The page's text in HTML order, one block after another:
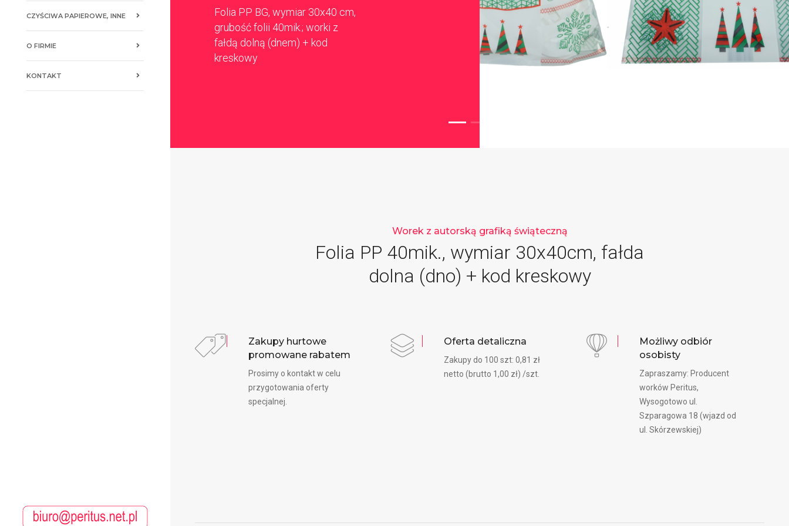
CZYŚCIWA PAPIEROWE, INNE
O FIRMIE
KONTAKT
Folia PP BG, wymiar 30x40 cm,
grubość folii 40mik.; worki z
fałdą dolną (dnem) + kod
kreskowy
Worek z autorską grafiką świąteczną
Folia PP 40mik., wymiar 30x40cm, fałda
dolna (dno) + kod kreskowy
Zakupy hurtowe
promowane rabatem
Prosimy o kontakt w celu
przygotowania oferty
specjalnej.
Oferta detaliczna
Zakupy do 100 szt: 0,81 zł
netto (brutto 1,00 zł) /szt.
Możliwy odbiór
osobisty
Zapraszamy: Producent
worków Peritus,
Wysogotowo ul.
Szparagowa 18 (wjazd od
ul. Skórzewskiej)